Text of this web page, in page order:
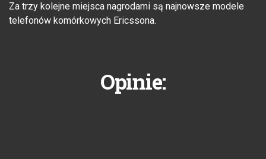
Za trzy kolejne miejsca nagrodami są najnowsze modele
telefonów komórkowych Ericssona.
Opinie: